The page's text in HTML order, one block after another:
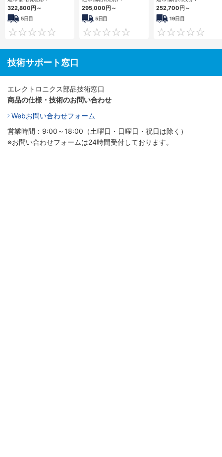
322,800円～
5日目
0
295,000円～
5日目
0
252,700円～
19日目
技術サポート窓口
エレクトロニクス部品技術窓口
商品の仕様・技術のお問い合わせ
Webお問い合わせフォーム
営業時間：9:00～18:00（土曜日・日曜日・祝日は除く）
※お問い合わせフォームは24時間受付しております。